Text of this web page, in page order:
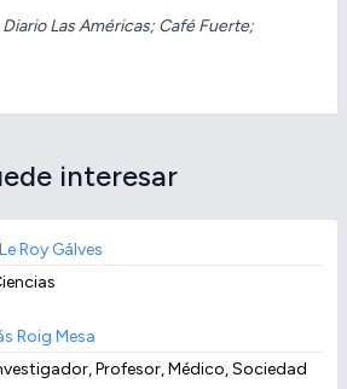
Las Américas; Café Fuerte;
interesar
Roy Gálves
Roig Mesa
Profesor, Médico, Sociedad